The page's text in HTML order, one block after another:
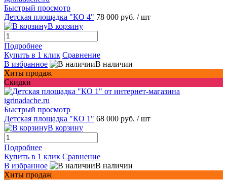
Быстрый просмотр
Детская площадка "КО 4" 78 000 руб. / шт
В корзину
Подробнее
Купить в 1 клик Сравнение
В избранное
В наличии
Хиты продаж
Скидки
Быстрый просмотр
Детская площадка "КО 1" 68 000 руб. / шт
В корзину
Подробнее
Купить в 1 клик Сравнение
В избранное
В наличии
Хиты продаж